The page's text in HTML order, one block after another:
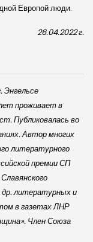
Европой люди.
26.04.2022 г.
Энгельсе
проживает в
Публиковалась во
Автор многих
литературного
премии СП
литературных и
в газетах ЛНР
Член Союза